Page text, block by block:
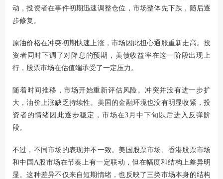
动，投资者在事件初期迅速调整仓位，市场整体先下跌，随后逐
步修复。
原油价格在冲突初期快速上涨，市场因此担心通胀重新走高。投
资者同时下调了对降息的预期，美债收益率在这一阶段出现上
行，股票市场在估值端承受了一定压力。
随着时间推移，市场开始重新评估风险。冲突并没有进一步扩
大，油价上涨缺乏持续性。美国的金融环境也没有明显收紧，投
资者的情绪因此逐步稳定，市场在3月中下旬以后进入反弹阶
段。
不过，不同市场的表现并不一致。美国股票市场、香港股票市场
和中国A股市场在节奏上有一定联动，但在幅度和结构上差异明
显。这种差异不仅来自短期情绪，也反映了三类市场本身的结构